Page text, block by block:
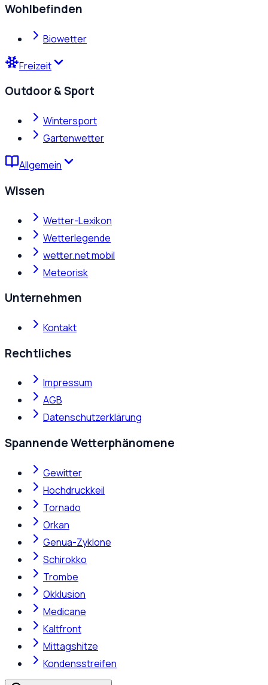
Wohlbefinden
Biowetter
Freizeit
Outdoor & Sport
Wintersport
Gartenwetter
Allgemein
Wissen
Wetter-Lexikon
Wetterlegende
wetter.net mobil
Meteorisk
Unternehmen
Kontakt
Rechtliches
Impressum
AGB
Datenschutzerklärung
Spannende Wetterphänomene
Gewitter
Hochdruckkeil
Tornado
Orkan
Genua-Zyklone
Schirokko
Trombe
Okklusion
Medicane
Kaltfront
Mittagshitze
Kondensstreifen